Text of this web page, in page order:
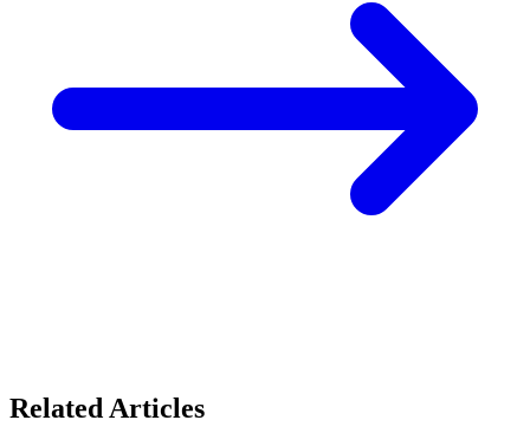
Related Articles